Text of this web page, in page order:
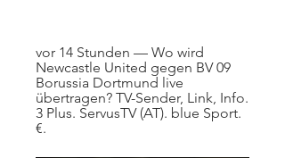
vor 14 Stunden — Wo wird
Newcastle United gegen BV 09
Borussia Dortmund live
übertragen? TV-Sender, Link, Info.
3 Plus. ServusTV (AT). blue Sport.
€.